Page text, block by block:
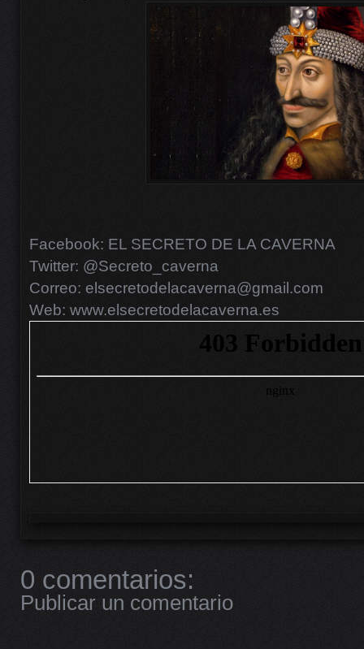
Facebook: EL SECRETO DE LA CAVERNA
Twitter: @Secreto_caverna
Correo: elsecretodelacaverna@gmail.com
Web: www.elsecretodelacaverna.es
0 comentarios:
Publicar un comentario